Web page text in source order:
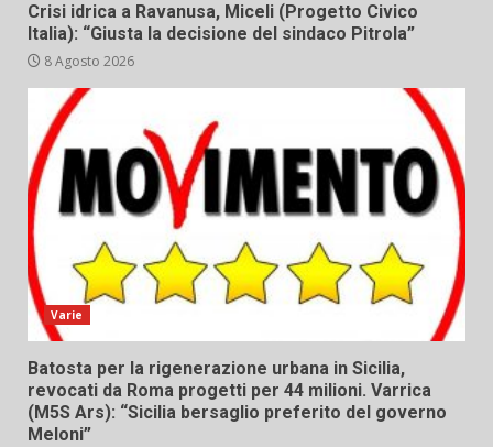
Crisi idrica a Ravanusa, Miceli (Progetto Civico
Italia): “Giusta la decisione del sindaco Pitrola”
8 Agosto 2026
Varie
Batosta per la rigenerazione urbana in Sicilia,
revocati da Roma progetti per 44 milioni. Varrica
(M5S Ars): “Sicilia bersaglio preferito del governo
Meloni”